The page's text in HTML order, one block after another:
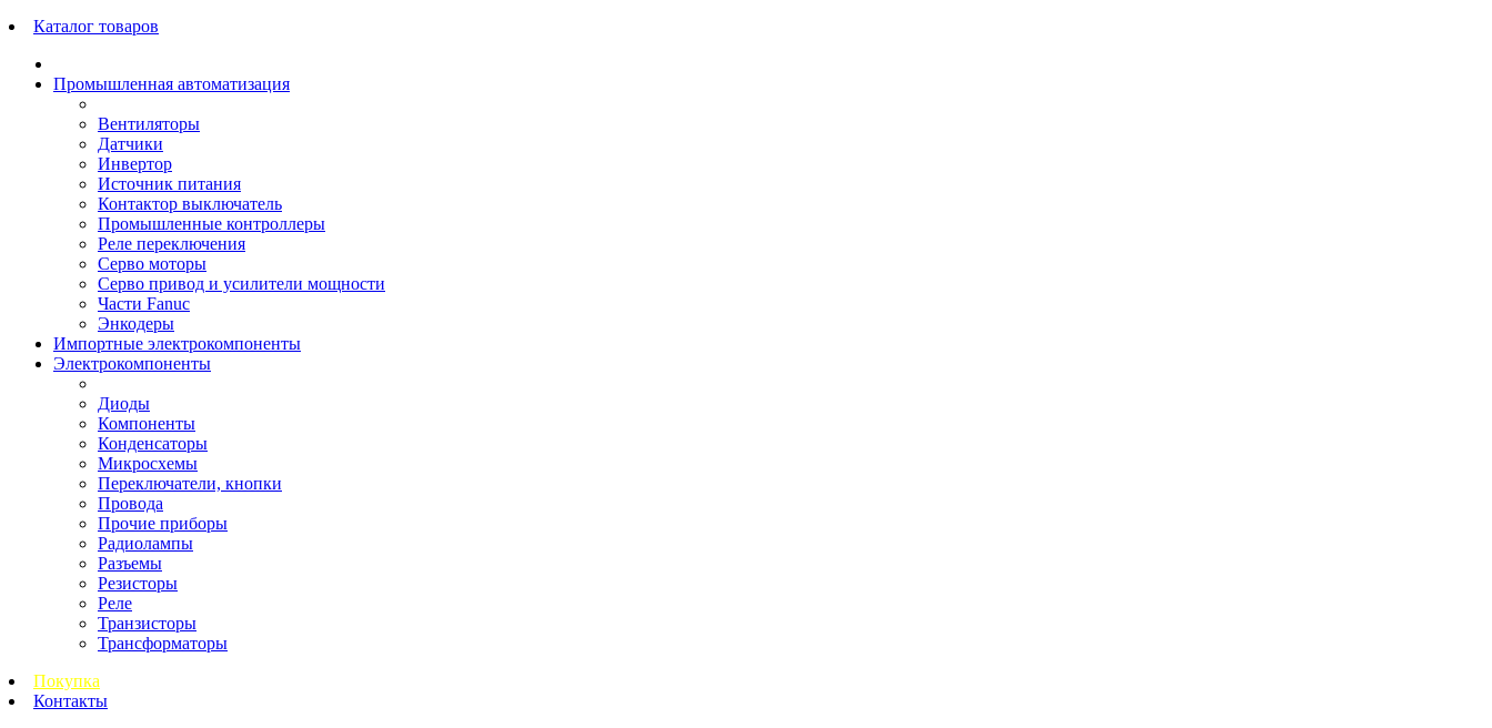
Каталог товаров
Промышленная автоматизация
Вентиляторы
Датчики
Инвертор
Источник питания
Контактор выключатель
Промышленные контроллеры
Реле переключения
Серво моторы
Серво привод и усилители мощности
Части Fanuc
Энкодеры
Импортные электрокомпоненты
Электрокомпоненты
Диоды
Компоненты
Конденсаторы
Микросхемы
Переключатели, кнопки
Провода
Прочие приборы
Радиолампы
Разъемы
Резисторы
Реле
Транзисторы
Трансформаторы
Покупка
Контакты